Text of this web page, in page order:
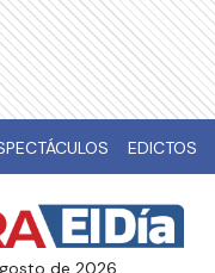
EDICTOS
de 2026